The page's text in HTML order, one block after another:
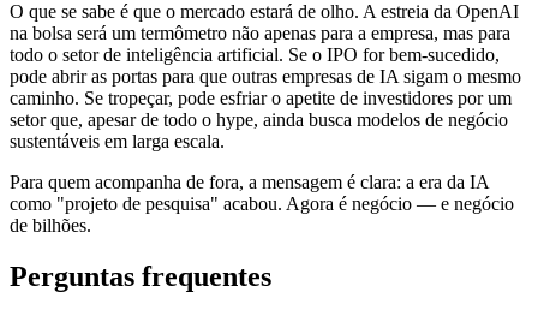
O que se sabe é que o mercado estará de olho. A estreia da OpenAI
na bolsa será um termômetro não apenas para a empresa, mas para
todo o setor de inteligência artificial. Se o IPO for bem-sucedido,
pode abrir as portas para que outras empresas de IA sigam o mesmo
caminho. Se tropeçar, pode esfriar o apetite de investidores por um
setor que, apesar de todo o hype, ainda busca modelos de negócio
sustentáveis em larga escala.
Para quem acompanha de fora, a mensagem é clara: a era da IA
como "projeto de pesquisa" acabou. Agora é negócio — e negócio
de bilhões.
Perguntas frequentes